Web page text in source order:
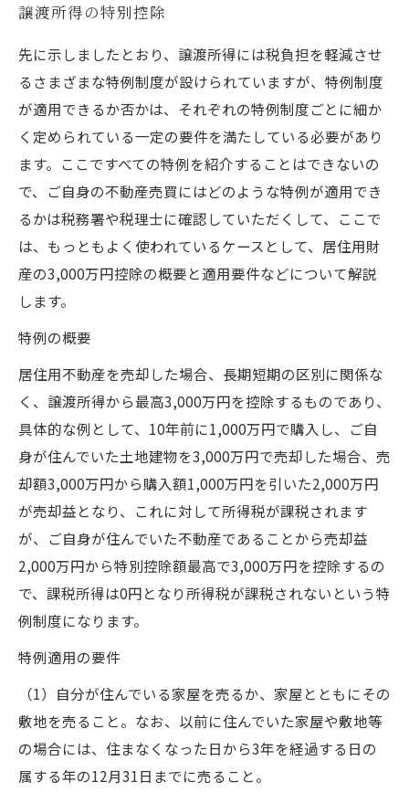
譲渡所得の特別控除
先に示しましたとおり、譲渡所得には税負担を軽減させ
るさまざまな特例制度が設けられていますが、特例制度
が適用できるか否かは、それぞれの特例制度ごとに細か
く定められている一定の要件を満たしている必要があり
ます。ここですべての特例を紹介することはできないの
で、ご自身の不動産売買にはどのような特例が適用でき
るかは税務署や税理士に確認していただくして、ここで
は、もっともよく使われているケースとして、居住用財
産の3,000万円控除の概要と適用要件などについて解説
します。
特例の概要
居住用不動産を売却した場合、長期短期の区別に関係な
く、譲渡所得から最高3,000万円を控除するものであり、
具体的な例として、10年前に1,000万円で購入し、ご自
身が住んでいた土地建物を3,000万円で売却した場合、売
却額3,000万円から購入額1,000万円を引いた2,000万円
が売却益となり、これに対して所得税が課税されます
が、ご自身が住んでいた不動産であることから売却益
2,000万円から特別控除額最高で3,000万円を控除するの
で、課税所得は0円となり所得税が課税されないという特
例制度になります。
特例適用の要件
（1）自分が住んでいる家屋を売るか、家屋とともにその
敷地を売ること。なお、以前に住んでいた家屋や敷地等
の場合には、住まなくなった日から3年を経過する日の
属する年の12月31日までに売ること。